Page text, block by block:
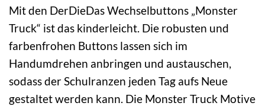
Mit den DerDieDas Wechselbuttons „Monster
Truck“ ist das kinderleicht. Die robusten und
farbenfrohen Buttons lassen sich im
Handumdrehen anbringen und austauschen,
sodass der Schulranzen jeden Tag aufs Neue
gestaltet werden kann. Die Monster Truck Motive